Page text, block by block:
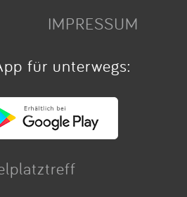
IMPRESSUM
für unterwegs: